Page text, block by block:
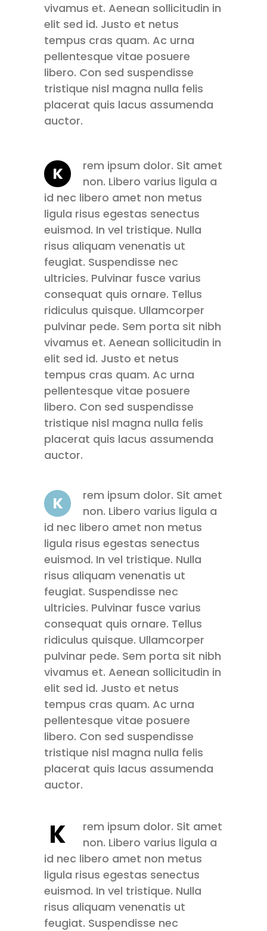
vivamus et. Aenean sollicitudin in
elit sed id. Justo et netus
tempus cras quam. Ac urna
pellentesque vitae posuere
libero. Con sed suspendisse
tristique nisl magna nulla felis
placerat quis lacus assumenda
auctor.
K
rem ipsum dolor. Sit amet
non. Libero varius ligula a
id nec libero amet non metus
ligula risus egestas senectus
euismod. In vel tristique. Nulla
risus aliquam venenatis ut
feugiat. Suspendisse nec
ultricies. Pulvinar fusce varius
consequat quis ornare. Tellus
ridiculus quisque. Ullamcorper
pulvinar pede. Sem porta sit nibh
vivamus et. Aenean sollicitudin in
elit sed id. Justo et netus
tempus cras quam. Ac urna
pellentesque vitae posuere
libero. Con sed suspendisse
tristique nisl magna nulla felis
placerat quis lacus assumenda
auctor.
K
rem ipsum dolor. Sit amet
non. Libero varius ligula a
id nec libero amet non metus
ligula risus egestas senectus
euismod. In vel tristique. Nulla
risus aliquam venenatis ut
feugiat. Suspendisse nec
ultricies. Pulvinar fusce varius
consequat quis ornare. Tellus
ridiculus quisque. Ullamcorper
pulvinar pede. Sem porta sit nibh
vivamus et. Aenean sollicitudin in
elit sed id. Justo et netus
tempus cras quam. Ac urna
pellentesque vitae posuere
libero. Con sed suspendisse
tristique nisl magna nulla felis
placerat quis lacus assumenda
auctor.
K
rem ipsum dolor. Sit amet
non. Libero varius ligula a
id nec libero amet non metus
ligula risus egestas senectus
euismod. In vel tristique. Nulla
risus aliquam venenatis ut
feugiat. Suspendisse nec